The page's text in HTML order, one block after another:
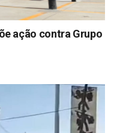
ação contra Grupo